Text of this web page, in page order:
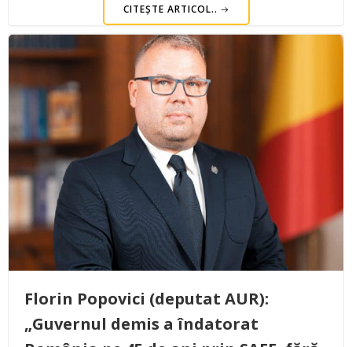
CITEȘTE ARTICOL..
Florin Popovici (deputat AUR):
„Guvernul demis a îndatorat